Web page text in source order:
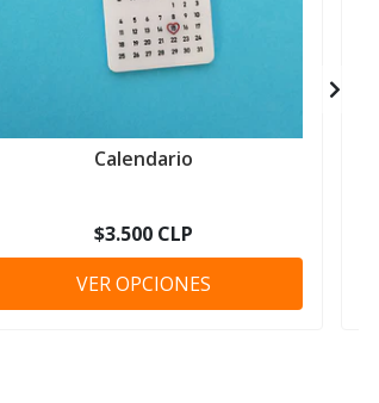
Calendario
$3.500 CLP
VER OPCIONES